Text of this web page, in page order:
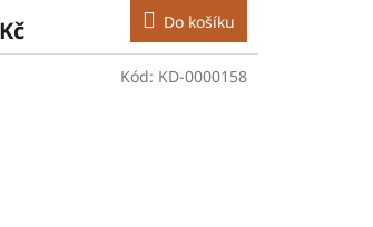
Do košíku
Kód: KD-0000158